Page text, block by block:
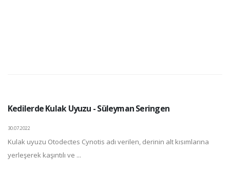
Kedilerde Kulak Uyuzu - Süleyman Seringen
30.07.2022
Kulak uyuzu Otodectes Cynotis adı verilen, derinin alt kısımlarına
yerleşerek kaşıntılı ve ...